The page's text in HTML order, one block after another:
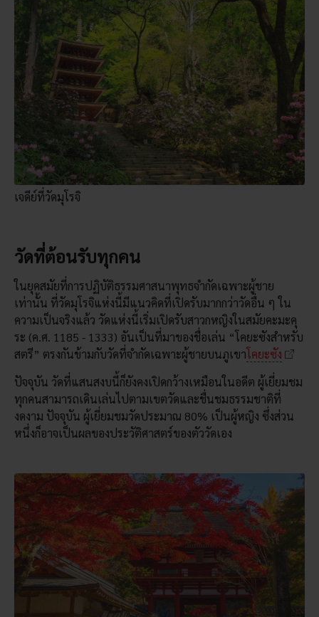
เจดีย์ที่วัดมุโรจิ
วัดที่ต้อนรับทุกคน
ในยุคสมัยที่การปฏิบัติธรรมศาสนาพุทธจำกัดเฉพาะผู้ชาย
เท่านั้น ที่วัดมุโรจิแห่งนี้มีแนวคิดที่เปิดรับมากกว่าวัดอื่น ๆ ใน
ความเป็นจริงแล้ว วัดแห่งนี้เริ่มเปิดรับสาวกหญิงในสมัยคะมะคุ
ระ (ค.ศ. 1185 - 1333) อันเป็นที่มาของชื่อเล่น “โคยะซังสำหรับ
สตรี” ตรงกันข้ามกับวัดที่จำกัดเฉพาะผู้ชายบนภูเขาโคยะซัง
ปัจจุบัน วัดที่แสนสงบนี้ก็ยังคงเปิดกว้างเหมือนในอดีต ผู้เยี่ยมชม
ทุกคนสามารถเดินเล่นไปตามเขตวัดและชื่นชมธรรมชาติที่
งดงาม ปัจจุบัน ผู้เยี่ยมชมวัดประมาณ 80% เป็นผู้หญิง ซึ่งส่วน
หนึ่งก็อาจเป็นผลของประวัติศาสตร์ของตัววัดเอง